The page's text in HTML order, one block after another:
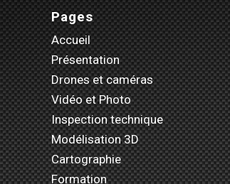
Pages
Accueil
Présentation
Drones et caméras
Vidéo et Photo
Inspection technique
Modélisation 3D
Cartographie
Formation